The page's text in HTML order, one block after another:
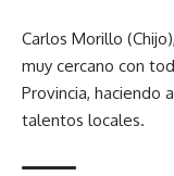
Carlos Morillo
muy cercano con
Provincia, haciendo
talentos locales.